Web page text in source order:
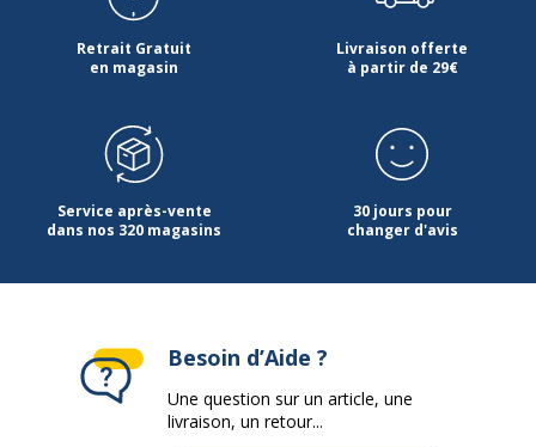
Retrait Gratuit
en magasin
Livraison offerte
à partir de 29€
Service après-vente
dans nos 320 magasins
30 jours pour
changer d'avis
Besoin d’Aide ?
Une question sur un article, une
livraison, un retour...